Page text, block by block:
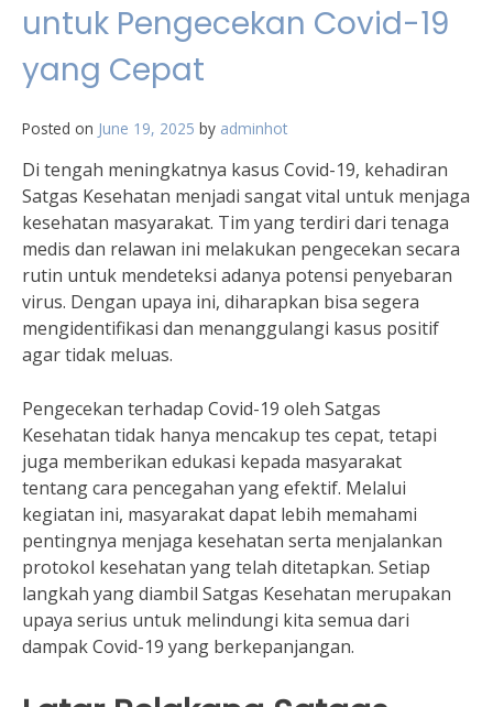
untuk Pengecekan Covid-19
yang Cepat
Posted on June 19, 2025 by adminhot
Di tengah meningkatnya kasus Covid-19, kehadiran
Satgas Kesehatan menjadi sangat vital untuk menjaga
kesehatan masyarakat. Tim yang terdiri dari tenaga
medis dan relawan ini melakukan pengecekan secara
rutin untuk mendeteksi adanya potensi penyebaran
virus. Dengan upaya ini, diharapkan bisa segera
mengidentifikasi dan menanggulangi kasus positif
agar tidak meluas.
Pengecekan terhadap Covid-19 oleh Satgas
Kesehatan tidak hanya mencakup tes cepat, tetapi
juga memberikan edukasi kepada masyarakat
tentang cara pencegahan yang efektif. Melalui
kegiatan ini, masyarakat dapat lebih memahami
pentingnya menjaga kesehatan serta menjalankan
protokol kesehatan yang telah ditetapkan. Setiap
langkah yang diambil Satgas Kesehatan merupakan
upaya serius untuk melindungi kita semua dari
dampak Covid-19 yang berkepanjangan.